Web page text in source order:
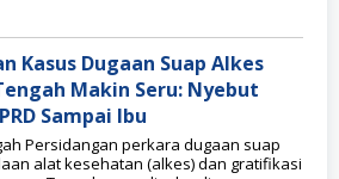
Kasus Dugaan Suap Alkes
Makin Seru: Nyebut
Sampai Ibu
Persidangan perkara dugaan suap
alat kesehatan (alkes) dan gratifikasi